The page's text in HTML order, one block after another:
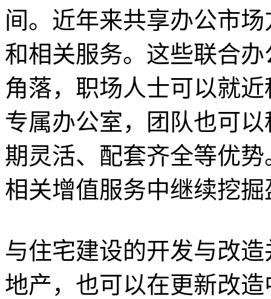
间。近年来共享办公市
和相关服务。这些联合
角落，职场人士可以就
专属办公室，团队也可
期灵活、配套齐全等优
相关增值服务中继续挖
与住宅建设的开发与改
地产，也可以在更新改